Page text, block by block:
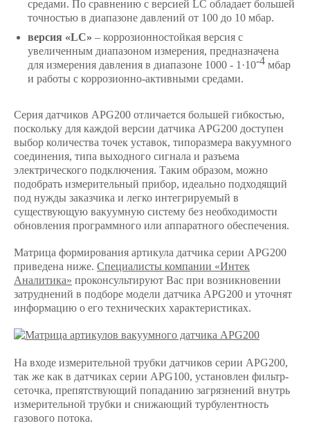
средами. По сравнению с версией LC обладает большей
точностью в диапазоне давлений от 100 до 10 мбар.
версия «LC» – коррозионностойкая версия с
увеличенным диапазоном измерения, предназначена
для измерения давления в диапазоне 1000 - 1·10-4 мбар
и работы с коррозионно-активными средами.
Серия датчиков APG200 отличается большей гибкостью,
поскольку для каждой версии датчика APG200 доступен
выбор количества точек уставок, типоразмера вакуумного
соединения, типа выходного сигнала и разъема
электрического подключения. Таким образом, можно
подобрать измерительный прибор, идеально подходящий
под нужды заказчика и легко интегрируемый в
существующую вакуумную систему без необходимости
обновления программного или аппаратного обеспечения.
Матрица формирования артикула датчика серии APG200
приведена ниже. Специалисты компании «Интек
Аналитика» проконсультируют Вас при возникновении
затруднений в подборе модели датчика APG200 и уточнят
информацию о его технических характеристиках.
На входе измерительной трубки датчиков серии APG200,
так же как в датчиках серии APG100, установлен фильтр-
сеточка, препятствующий попаданию загрязнений внутрь
измерительной трубки и снижающий турбулентность
газового потока.